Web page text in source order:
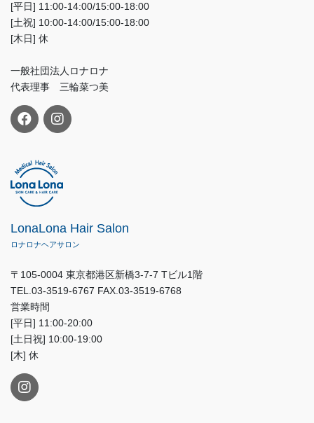
[平日] 11:00-14:00/15:00-18:00
[土祝] 10:00-14:00/15:00-18:00
[木日] 休
一般社団法人ロナロナ
代表理事 三輪菜つ美
LonaLona Hair Salon
ロナロナヘアサロン
〒105-0004 東京都港区新橋3-7-7 Tビル1階
TEL.03-3519-6767 FAX.03-3519-6768
営業時間
[平日] 11:00-20:00
[土日祝] 10:00-19:00
[木] 休